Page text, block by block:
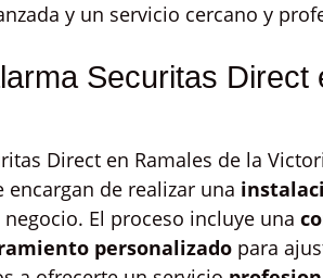
y un servicio cercano y
Securitas Direct
Direct en Ramales de la
encargan de realizar una
El proceso incluye una
personalizado para